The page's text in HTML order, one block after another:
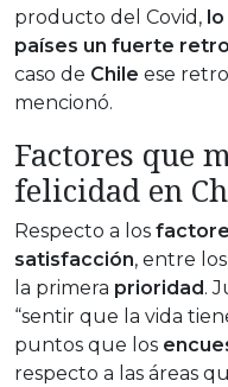
producto del Covid,
países un fuerte
caso de Chile ese
mencionó.
Factores que
felicidad en
Respecto a los
satisfacción, entre los
la primera prioridad .
“sentir que la vida
puntos que los
respecto a las áreas